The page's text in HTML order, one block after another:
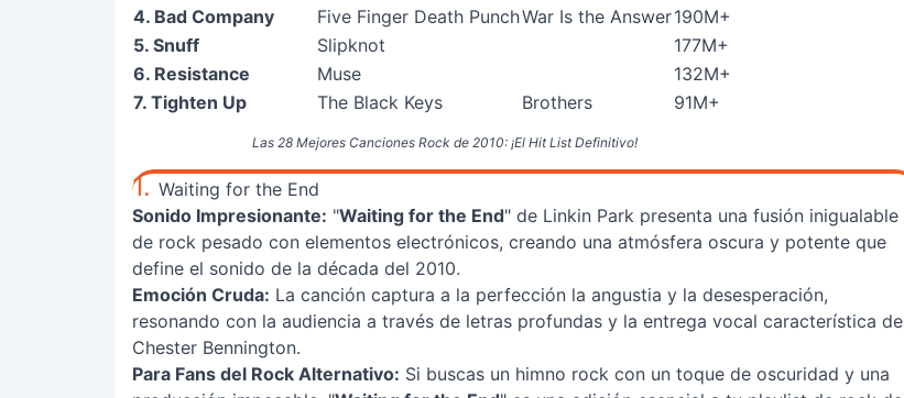
Las 28 Mejores Canciones Rock de 2010: ¡El Hit List Definitivo!
4. Bad Company
Five Finger Death PunchWar Is the Answer190M+
5. Snuff
Slipknot
177M+
6. Resistance
Muse
132M+
7. Tighten Up
The Black Keys Brothers 91M+
1. Waiting for the End
Sonido Impresionante: "Waiting for the End" de Linkin Park presenta una fusión inigualable
de rock pesado con elementos electrónicos, creando una atmósfera oscura y potente que
define el sonido de la década del 2010.
Emoción Cruda: La canción captura a la perfección la angustia y la desesperación,
resonando con la audiencia a través de letras profundas y la entrega vocal característica de
Chester Bennington.
Para Fans del Rock Alternativo: Si buscas un himno rock con un toque de oscuridad y una